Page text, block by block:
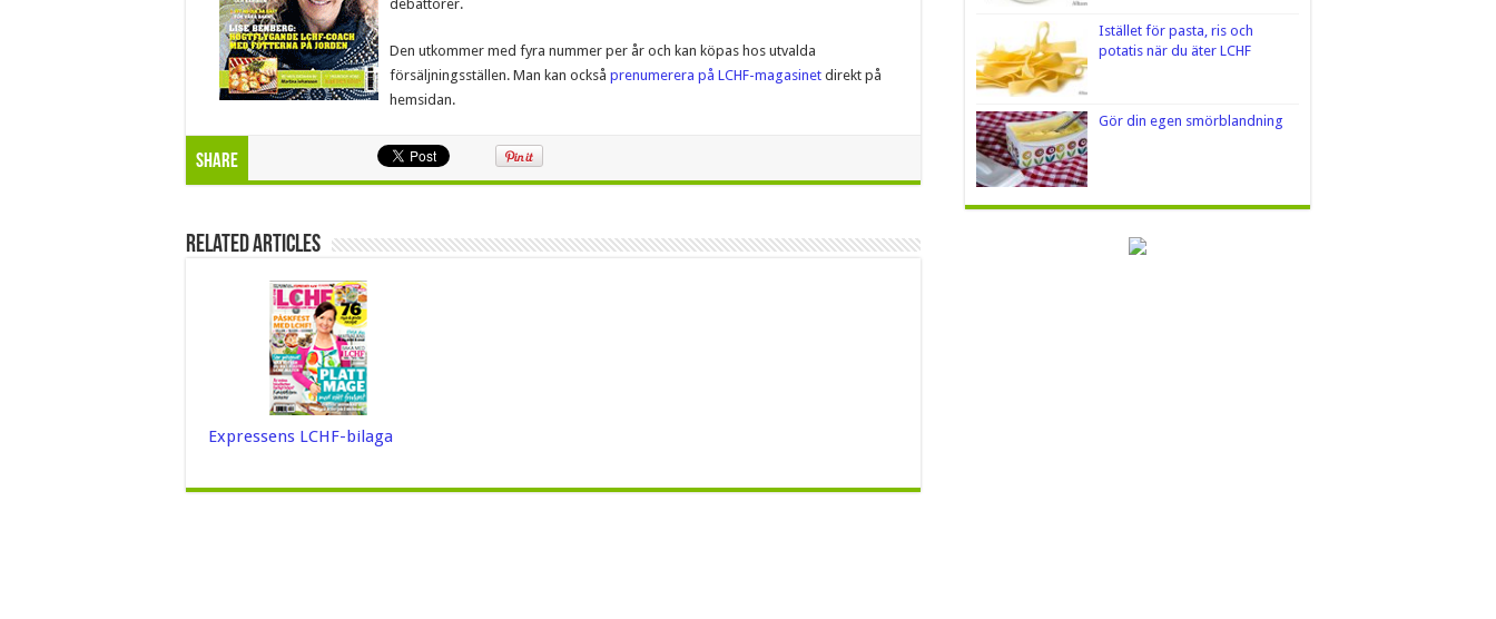
debattörer.
Den utkommer med fyra nummer per år och kan köpas hos utvalda
försäljningsställen. Man kan också prenumerera på LCHF-magasinet direkt på
hemsidan.
Share
Related Articles
Expressens LCHF-bilaga
Istället för pasta, ris och
potatis när du äter LCHF
Gör din egen smörblandning